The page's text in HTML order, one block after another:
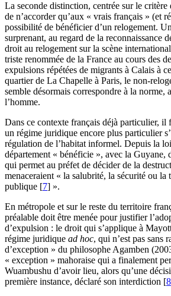
La seconde distinction, centrée sur le
de n’accorder qu’aux « vrais français » (et
possibilité de bénéficier d’un relogement.
surprenant, au regard de la reconnaissance
droit au relogement sur la scène
triste renommée de la France au cours des
expulsions répétées de migrants à Calais à
quartier de La Chapelle à Paris, le non-
semble désormais correspondre à la norme,
l’homme.
Dans ce contexte français déjà particulier, il
un régime juridique encore plus particulier
régulation de l’habitat informel. Depuis la
département « bénéficie », avec la Guyane,
qui permet au préfet de décider de la
menaceraient « la salubrité, la sécurité ou la
publique [7] ».
En métropole et sur le reste du territoire
préalable doit être menée pour justifier
d’expulsion : le droit qui s’applique à
régime juridique ad hoc, qui n’est pas sans
d’exception » du philosophe Agamben
« exception » mahoraise qui a finalement
Wuambushu d’avoir lieu, alors qu’une
première instance, déclaré son interdiction [8